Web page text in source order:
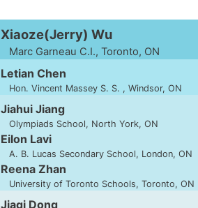
Xiaoze(Jerry) Wu
Marc Garneau C.I., Toronto, ON
Letian Chen
Hon. Vincent Massey S. S. , Windsor, ON
Jiahui Jiang
Olympiads School, North York, ON
Eilon Lavi
A. B. Lucas Secondary School, London, ON
Reena Zhan
University of Toronto Schools, Toronto, ON
Jiaqi Dong